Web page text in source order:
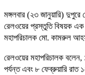
মঙ্গলবার (২৩ জানুয়ারি) দুপুরে
রেলওয়ের প্রস্তুতি বিষয়ক এক
মহাপরিচালক মো. কামরুল
রেলওয়ের মহাপরিচালক বলেন,
পর্যন্ত এবং ৮ ফেব্রুয়ারি রাত